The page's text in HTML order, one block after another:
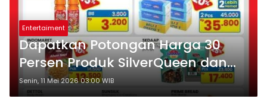
Entertaiment
Dapatkan Potongan Harga 30
Persen Produk SilverQueen dan
Shinzu’i di Indomaret 8-10 Mei
2026
Senin, 11 Mei 2026 03:00 WIB